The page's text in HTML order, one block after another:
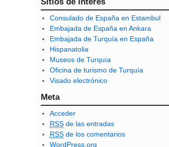
c
i
ó
n
d
e
c
o
r
r
e
o
e
Sitios de interés
Consulado de España en Estambul
Embajada de España en Ankara
Embajada de Turquía en España
Hispanatolia
Museos de Turquía
Oficina de turismo de Turquía
Visado electrónico
Meta
Acceder
RSSde las entradas
RSSde los comentarios
WordPress.org